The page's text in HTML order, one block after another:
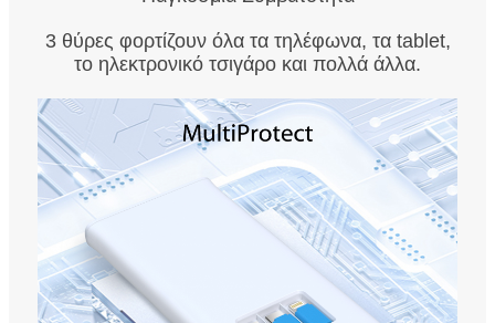
3 θύρες φορτίζουν όλα τα τηλέφωνα, τα tablet,
το ηλεκτρονικό τσιγάρο και πολλά άλλα.